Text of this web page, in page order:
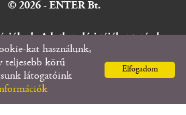
© 2026 - ENTER Bt.
lAdatkezelési tájékoztatól
Impresszum
Elfogadom
kat használunk,
teljesebb körű
látogatóink